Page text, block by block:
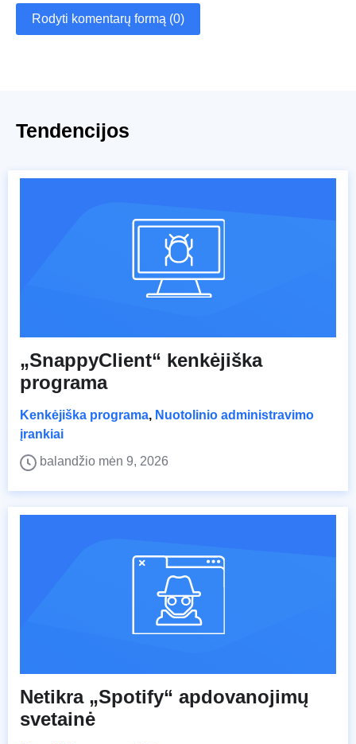
Rodyti komentarų formą (0)
Tendencijos
„SnappyClient“ kenkėjiška
programa
Kenkėjiška programa, Nuotolinio administravimo
įrankiai
balandžio mėn 9, 2026
Netikra „Spotify“ apdovanojimų
svetainė